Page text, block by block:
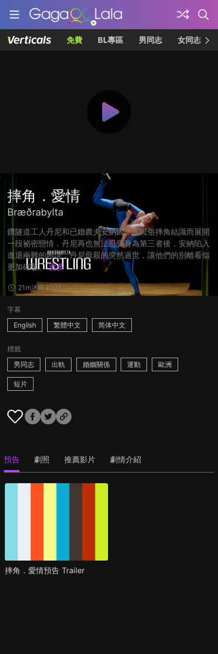
免費 BL專區 男同志 女同志
摔角．愛情
Bræðrabylta
鑽隧道工人丹尼和已婚農夫安納因冰島民俗摔角結識而展開
一段祕密戀情，丹尼再也無法忍受身為第三者後，安納陷入
進退兩難的困境，丹尼母親的突然過世，讓他們的別離看似
更加確鑿。 更多
21m冰島2007
字幕
English
繁體中文 简体中文
標籤
男同志
出軌 婚姻關係 運動 歐洲
短片
預告 劇照 推薦影片 劇情介紹
摔角．愛情預告 Trailer